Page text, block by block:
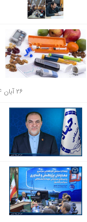
۲۶ آبان ۱۴۰۴